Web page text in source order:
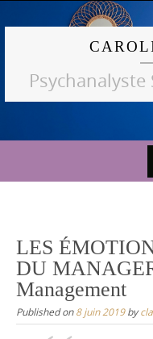
to
content
LES
DU
Management
Published on8 juin 2019by